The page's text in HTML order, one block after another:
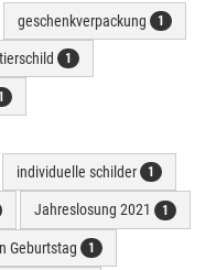
geschenkverpackung 1
1
1
individuelle schilder 1
Jahreslosung 2021 1
Geburtstag 1